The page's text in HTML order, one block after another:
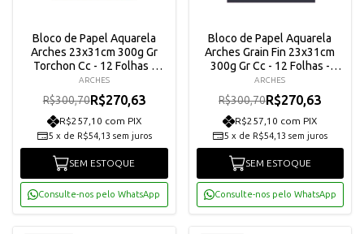
Bloco de Papel Aquarela
Arches 23x31cm 300g Gr
Torchon Cc - 12 Folhas -
A1795102
ARCHES
R$300,70R$270,63
R$257,10 com PIX
5 x de R$54,13 sem juros
SEM ESTOQUE
Consulte-nos pelo WhatsApp
Bloco de Papel Aquarela
Arches Grain Fin 23x31cm
300g Gr Cc - 12 Folhas -
A1795092
ARCHES
R$300,70R$270,63
R$257,10 com PIX
5 x de R$54,13 sem juros
SEM ESTOQUE
Consulte-nos pelo WhatsApp